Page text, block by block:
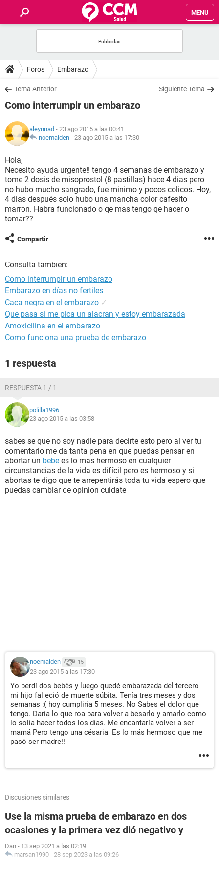
MENU
FOROS
SALUD
NUTRICIÓN
BIENESTAR
SEXUALIDAD
GLOSARIO
Foros Embarazo
Tema Anterior Siguiente Tema
Como interrumpir un embarazo
aleynnad - 23 ago 2015 a las 00:41
noemaiden - 23 ago 2015 a las 17:30
Hola,
Necesito ayuda urgente!! tengo 4 semanas de embarazo y
tome 2 dosis de misoprostol (8 pastillas) hace 4 dias pero
no hubo mucho sangrado, fue minimo y pocos colicos. Hoy,
4 dias después solo hubo una mancha color cafesito
marron. Habra funcionado o qe mas tengo qe hacer o
tomar??
Compartir
Consulta también:
Como interrumpir un embarazo
Embarazo en días no fertiles
Caca negra en el embarazo ✓
Que pasa si me pica un alacran y estoy embarazada
Amoxicilina en el embarazo
Como funciona una prueba de embarazo
1 respuesta
RESPUESTA 1 / 1
polilla1996
23 ago 2015 a las 03:58
sabes se que no soy nadie para decirte esto pero al ver tu
comentario me da tanta pena en que puedas pensar en
abortar un bebe es lo mas hermoso en cualquier
circunstancias de la vida es difícil pero es hermoso y si
abortas te digo que te arrepentirás toda tu vida espero que
puedas cambiar de opinion cuidate
noemaiden 15
23 ago 2015 a las 17:30
Yo perdí dos bebés y luego quedé embarazada del tercero
mi hijo falleció de muerte súbita. Tenía tres meses y dos
semanas :( hoy cumpliria 5 meses. No Sabes el dolor que
tengo. Daría lo que roa para volver a besarlo y amarlo como
lo solía hacer todos los días. Me encantaría volver a ser
mamá Pero tengo una césaria. Es lo más hermoso que me
pasó ser madre!!
Discusiones similares
Use la misma prueba de embarazo en dos
ocasiones y la primera vez dió negativo y
Dan - 13 sep 2021 a las 02:19
marsan1990 - 28 sep 2023 a las 09:26